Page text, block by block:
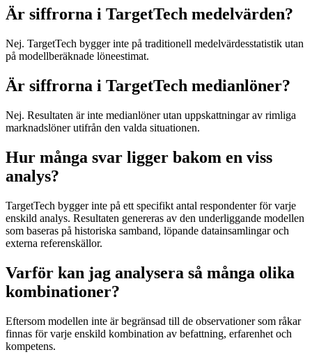
Är siffrorna i TargetTech medelvärden?
Nej. TargetTech bygger inte på traditionell medelvärdesstatistik utan
på modellberäknade löneestimat.
Är siffrorna i TargetTech medianlöner?
Nej. Resultaten är inte medianlöner utan uppskattningar av rimliga
marknadslöner utifrån den valda situationen.
Hur många svar ligger bakom en viss
analys?
TargetTech bygger inte på ett specifikt antal respondenter för varje
enskild analys. Resultaten genereras av den underliggande modellen
som baseras på historiska samband, löpande datainsamlingar och
externa referenskällor.
Varför kan jag analysera så många olika
kombinationer?
Eftersom modellen inte är begränsad till de observationer som råkar
finnas för varje enskild kombination av befattning, erfarenhet och
kompetens.